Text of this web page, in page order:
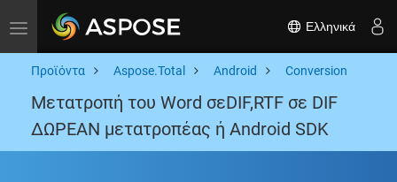
Toggle navigation Ελληνικά
Προϊόντα Aspose.Total Android Conversion
Μετατροπή του Word σεDIF,RTF σε DIF
ΔΩΡΕΑΝ μετατροπέας ή Android SDK